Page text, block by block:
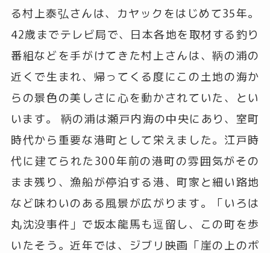
る村上泰弘さんは、カヤックをはじめて35年。
42歳までテレビ局で、日本各地を取材する釣り
番組などを手がけてきた村上さんは、鞆の浦の
近くで生まれ、帰ってくる度にこの土地の海か
らの景色の美しさに心を動かされていた、とい
います。 鞆の浦は瀬戸内海の中央にあり、室町
時代から重要な港町として栄えました。江戸時
代に建てられた300年前の港町の雰囲気がその
まま残り、漁船が停泊する港、町家と細い路地
など味わいのある風景が広がります。「いろは
丸沈没事件」で坂本龍馬も逗留し、この町を歩
いたそう。近年では、ジブリ映画「崖の上のポ